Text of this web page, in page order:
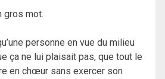
gros mot.
personne en vue du milieu
ça ne lui plaisait pas, que tout le
en chœur sans exercer son